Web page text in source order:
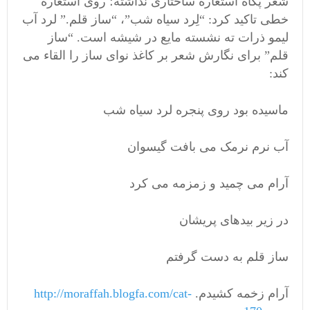
خطی تاکید کرد: “لِرد سیاه شب”، “ساز قلم.” لرد آب
لیمو ذرات ته نشسته مایع در شیشه است. “ساز
قلم” برای نگارش شعر بر کاغذ نوای ساز را القاء می
کند:
ماسیده بود روی پنجره لرد سیاه شب
آب نرم نرمک می بافت گیسوان
آرام می چمید و زمزمه می کرد
در زیر بیدهای پریشان
ساز قلم به دست گرفتم
آرام زخمه کشیدم. http://moraffah.blogfa.com/cat-